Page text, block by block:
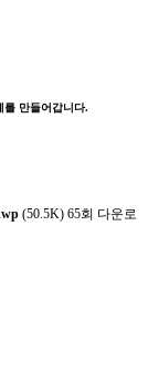
를 만들어갑니다.
(50.5K) 65회 다운로